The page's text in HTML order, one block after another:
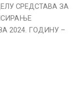
СРЕДСТАВА ЗА
2024. ГОДИНУ –